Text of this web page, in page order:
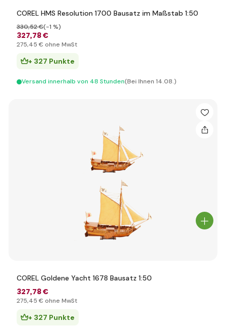
COREL HMS Resolution 1700 Bausatz im Maßstab 1:50
327,78 €
330,52 €(-1 %)
275,45 € ohne MwSt
+ 327 Punkte
Versand innerhalb von 48 Stunden(Bei Ihnen 14.08.)
COREL Goldene Yacht 1678 Bausatz 1:50
327,78 €
275,45 € ohne MwSt
+ 327 Punkte